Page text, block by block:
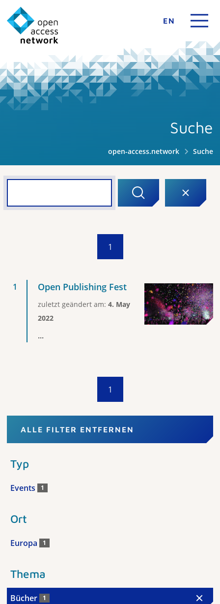
EN
Suche
open-access.network Suche
1
Open Publishing Fest
zuletzt geändert am: 4. May
2022
...
1
ALLE FILTER ENTFERNEN
Typ
Events 1
Ort
Europa 1
Thema
Bücher 1